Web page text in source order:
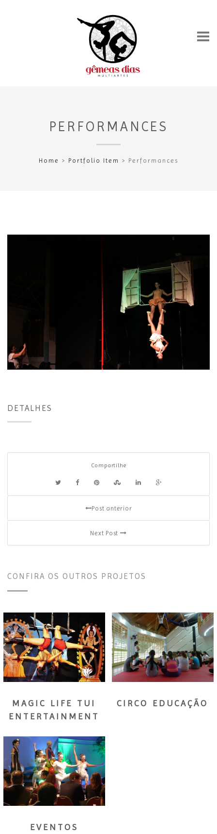
PERFORMANCES
Home > Portfolio Item > Performances
DETALHES
Compartilhe
Post anterior
Next Post
CONFIRA OS OUTROS PROJETOS
MAGIC LIFE TUI
ENTERTAINMENT
CIRCO EDUCAÇÃO
EVENTOS